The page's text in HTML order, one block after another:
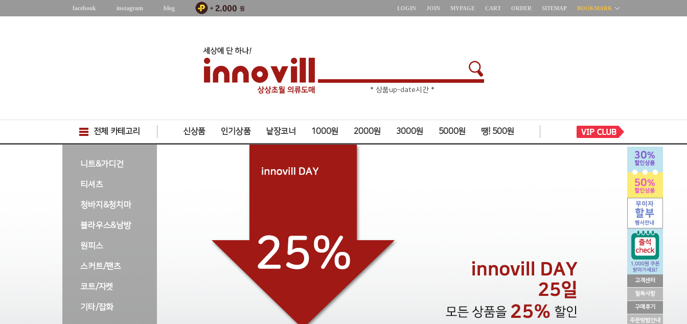
고객센터
필독사항
구매후기
주문방법안내
facebook instagram blog LOGIN JOIN MYPAGE CART ORDER SITEMAP BOOKMARK
* 상품up-date시간 *
전체 카테고리 신상품 인기상품 낱장코너 1000원 2000원 3000원 5000원 땡! 500원
니트&가디건
티셔츠
청바지&청치마
블라우스&남방
원피스
스커트/팬츠
코트/자켓
기타/잡화